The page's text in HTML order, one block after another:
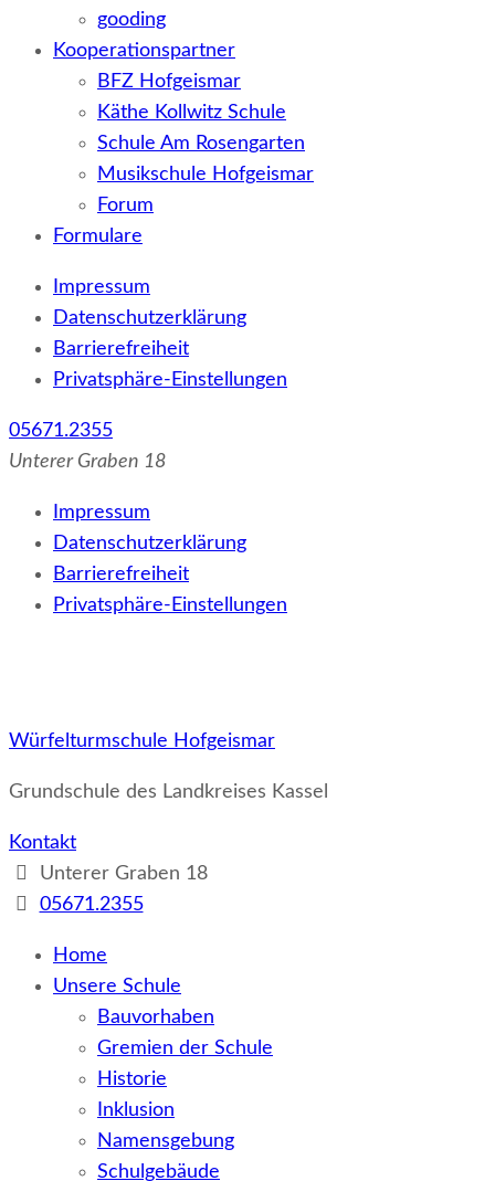
gooding
Kooperationspartner
BFZ Hofgeismar
Käthe Kollwitz Schule
Schule Am Rosengarten
Musikschule Hofgeismar
Forum
Formulare
Impressum
Datenschutzerklärung
Barrierefreiheit
Privatsphäre-Einstellungen
05671.2355
Unterer Graben 18
Impressum
Datenschutzerklärung
Barrierefreiheit
Privatsphäre-Einstellungen
Würfelturmschule Hofgeismar
Grundschule des Landkreises Kassel
Kontakt
Unterer Graben 18
05671.2355
Home
Unsere Schule
Bauvorhaben
Gremien der Schule
Historie
Inklusion
Namensgebung
Schulgebäude